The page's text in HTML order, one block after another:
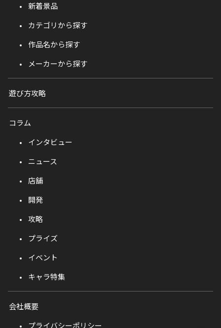
新着景品
カテゴリから探す
作品名から探す
メーカーから探す
遊び方攻略
コラム
インタビュー
ニュース
店舗
開発
攻略
プライズ
イベント
キャラ特集
会社概要
プライバシーポリシー